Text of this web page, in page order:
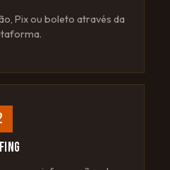
Pix ou boleto através da